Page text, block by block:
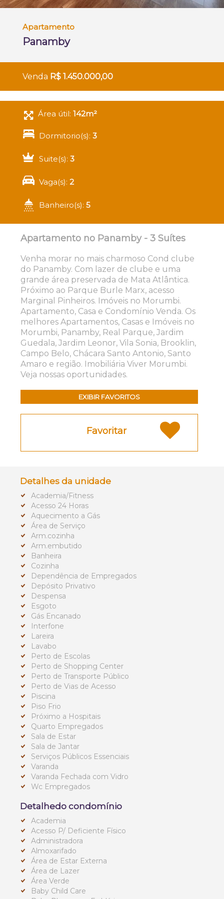
Apartamento
Panamby
Venda R$ 1.450.000,00
Área útil:142m²
Dormitorio(s):3
Suite(s):3
Vaga(s):2
Banheiro(s):5
Apartamento no Panamby - 3 Suítes
Venha morar no mais charmoso Cond clube
do Panamby. Com lazer de clube e uma
grande área preservada de Mata Atlântica.
Próximo ao Parque Burle Marx, acesso
Marginal Pinheiros. Imóveis no Morumbi.
Apartamento, Casa e Condomínio Venda. Os
melhores Apartamentos, Casas e Imóveis no
Morumbi, Panamby, Real Parque, Jardim
Guedala, Jardim Leonor, Vila Sonia, Brooklin,
Campo Belo, Chácara Santo Antonio, Santo
Amaro e região. Imobiliária Viver Morumbi.
Veja nossas oportunidades.
EXIBIR FAVORITOS
Favoritar
Detalhes da unidade
Academia/Fitness
Acesso 24 Horas
Aquecimento a Gás
Área de Serviço
Arm.cozinha
Arm.embutido
Banheira
Cozinha
Dependência de Empregados
Depósito Privativo
Despensa
Esgoto
Gás Encanado
Interfone
Lareira
Lavabo
Perto de Escolas
Perto de Shopping Center
Perto de Transporte Público
Perto de Vias de Acesso
Piscina
Piso Frio
Próximo a Hospitais
Quarto Empregados
Sala de Estar
Sala de Jantar
Serviços Públicos Essenciais
Varanda
Varanda Fechada com Vidro
Wc Empregados
Detalhedo condomínio
Academia
Acesso P/ Deficiente Físico
Administradora
Almoxarifado
Área de Estar Externa
Área de Lazer
Área Verde
Baby Child Care